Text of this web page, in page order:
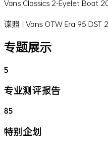
Vans Classics 2-Eyelet Boat
谍照 | Vans OTW Era 95 DST
专题展示
5
专业测评报告
85
特别企划